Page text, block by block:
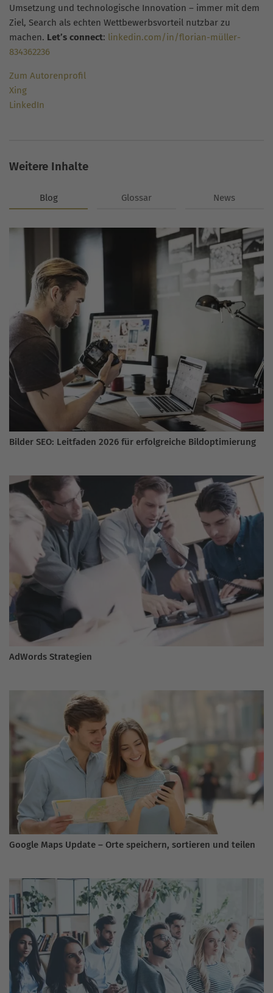
Umsetzung und technologische Innovation – immer mit dem
Ziel, Search als echten Wettbewerbsvorteil nutzbar zu
machen. Let’s connect: linkedin.com/in/florian-müller-
834362236
Zum Autorenprofil
Xing
LinkedIn
Weitere Inhalte
Blog Glossar News
Bilder SEO: Leitfaden 2026 für erfolgreiche Bildoptimierung
AdWords Strategien
Google Maps Update – Orte speichern, sortieren und teilen